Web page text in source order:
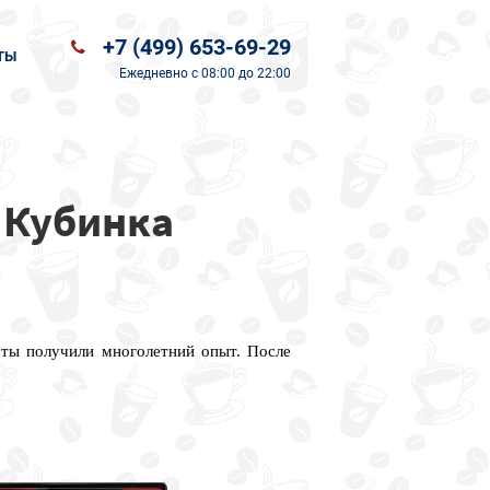
+7 (499) 653-69-29
Ежедневно с 08:00 до 22:00
получили многолетний опыт. После